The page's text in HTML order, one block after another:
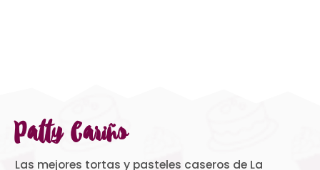
Patty Cariño
Las mejores tortas y pasteles caseros de La